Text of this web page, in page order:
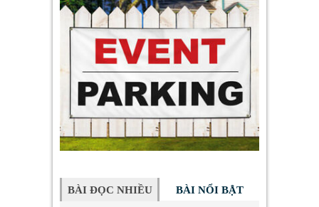
BÀI ĐỌC NHIỀU BÀI NỔI BẬT